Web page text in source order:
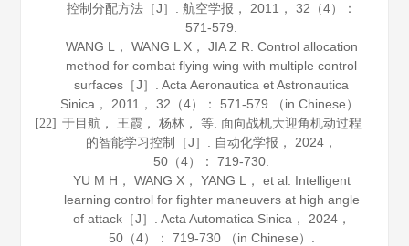
控制分配方法［J］.航空学报 ， 2011 ，32 （4）：
571-579.
WANG L， WANG L X， JIA Z R. Control allocation
method for combat flying wing with multiple control
surfaces［J］.Acta Aeronautica et Astronautica
Sinica ， 2011 ，32 （4）： 571-579 （in Chinese）.
[22] 于目航， 王霞， 杨林， 等. 面向战机大迎角机动过程
的智能学习控制［J］. 自动化学报 ， 2024 ，
50 （4）： 719-730.
YU M H， WANG X， YANG L， et al. Intelligent
learning control for fighter maneuvers at high angle
of attack［J］. Acta Automatica Sinica ， 2024，
50（4）： 719-730 （in Chinese）.